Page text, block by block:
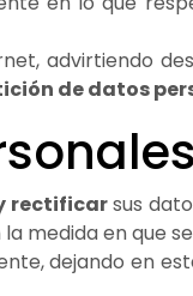
advirtiendo
de datos
rectificarsus
la medida en que
dejando en